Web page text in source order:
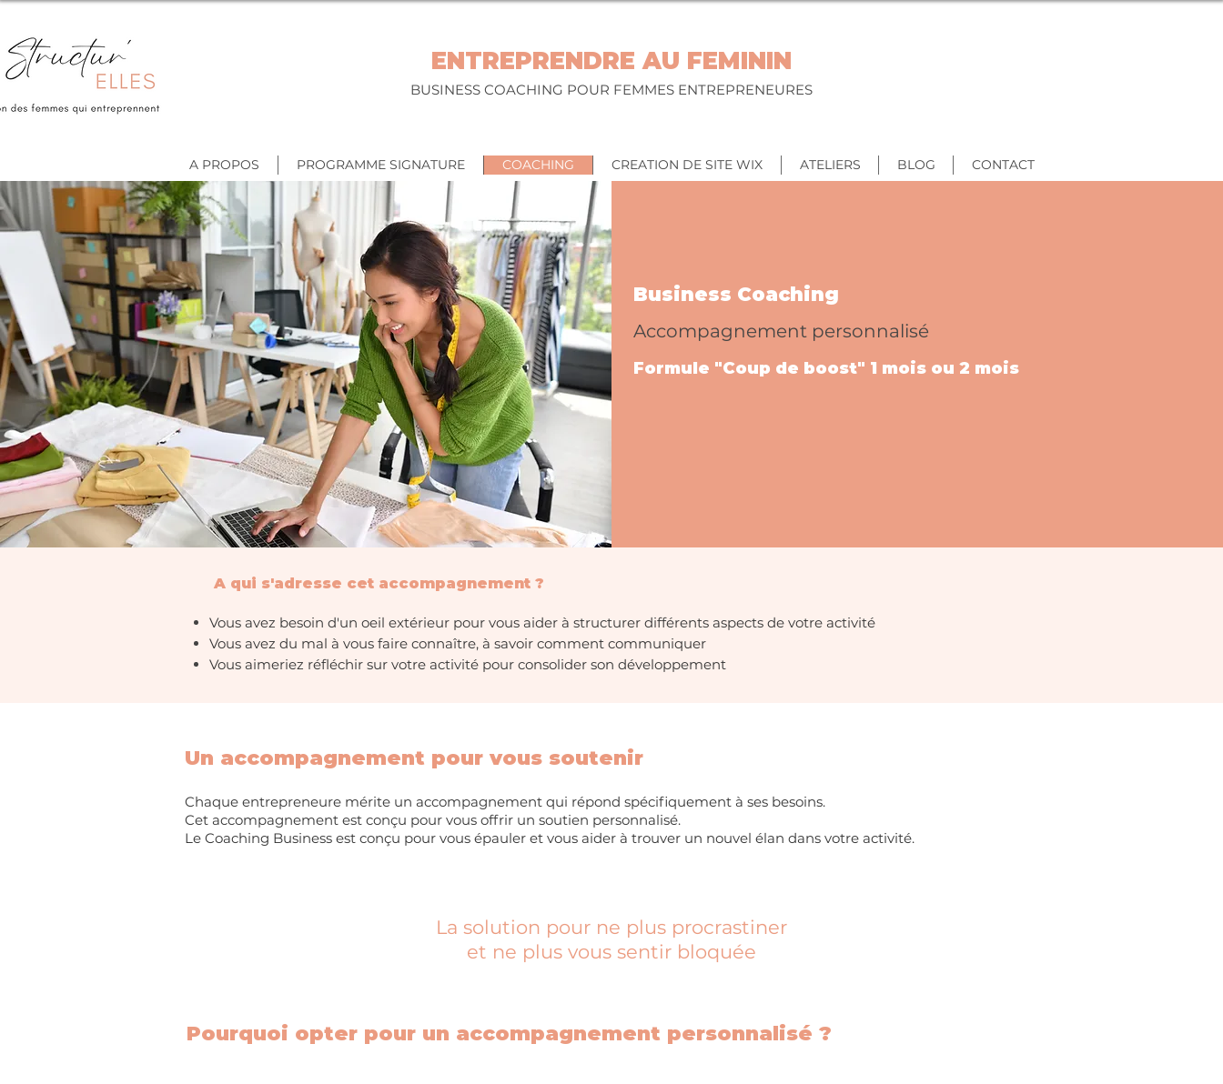
ENTREPRENDRE AU FEMININ
BUSINESS COACHING POUR FEMMES ENTREPRENEURES
A PROPOS PROGRAMME SIGNATURE COACHING CREATION DE SITE WIX ATELIERS BLOG CONTACT
Business Coaching
Accompagnement personnalisé
Formule "Coup de boost" 1 mois ou 2 mois
A qui s'adresse cet accompagnement ?
Vous avez besoin d'un oeil extérieur pour vous aider à structurer différents aspects de votre activité
Vous avez du mal à vous faire connaître, à savoir comment communiquer
Vous aimeriez réfléchir sur votre activité pour consolider son développement
Un accompagnement pour vous soutenir
Chaque entrepreneure mérite un accompagnement qui répond spécifiquement à ses besoins.
Cet accompagnement est conçu pour vous offrir un soutien personnalisé.
Le Coaching Business est conçu pour vous épauler et vous aider à trouver un nouvel élan dans votre activité.
La solution pour ne plus procrastiner
et ne plus vous sentir bloquée
Pourquoi opter pour un accompagnement personnalisé ?​